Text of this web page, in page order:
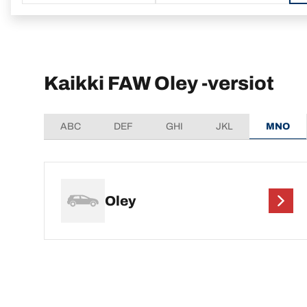
Kaikki FAW Oley -versiot
ABC DEF GHI JKL MNO
Oley